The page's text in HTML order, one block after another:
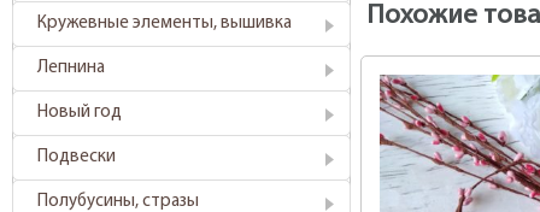
Кружевные элементы, вышивка
Лепнина
Новый год
Подвески
Полубусины, стразы
Похожие